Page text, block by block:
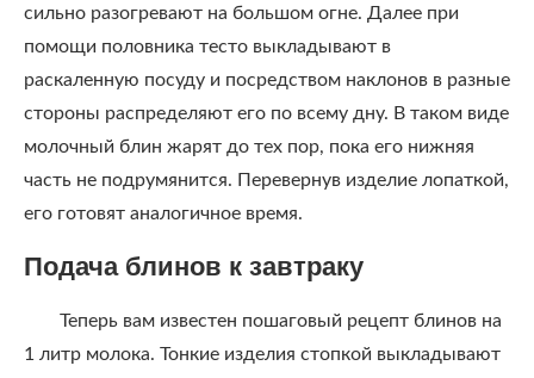
сильно разогревают на большом огне. Далее при
помощи половника тесто выкладывают в
раскаленную посуду и посредством наклонов в разные
стороны распределяют его по всему дну. В таком виде
молочный блин жарят до тех пор, пока его нижняя
часть не подрумянится. Перевернув изделие лопаткой,
его готовят аналогичное время.
Подача блинов к завтраку
Теперь вам известен пошаговый рецепт блинов на
1 литр молока. Тонкие изделия стопкой выкладывают